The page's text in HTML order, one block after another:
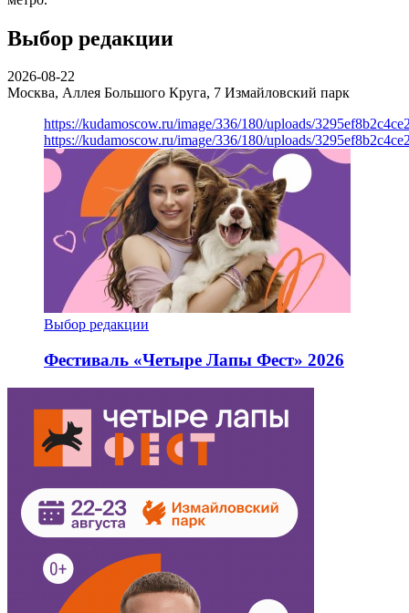
Выбор редакции
2026-08-22
Москва, Аллея Большого Круга, 7 Измайловский парк
https://kudamoscow.ru/image/336/180/uploads/
https://kudamoscow.ru/image/336/180/uploads/
Выбор редакции
Фестиваль «Четыре Лапы Фест» 2026